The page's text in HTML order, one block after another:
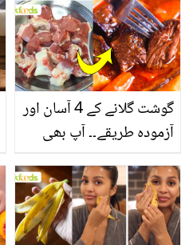
گوشت گلانے کے 4 آسان اور
آزمودہ طریقے۔۔ آپ بھی
بتائے راز